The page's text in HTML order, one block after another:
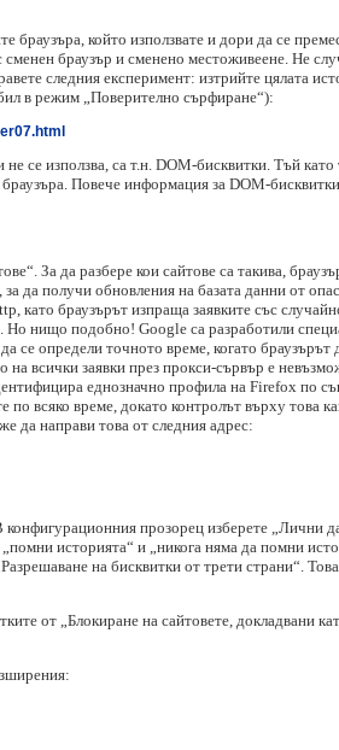
браузъра, който използвате и дори да се
браузър и сменено местоживеене. Не
следния експеримент: изтрийте цялата
в режим „Поверително сърфиране“):
се използва, са т.н. DOM-бисквитки. Тъй
Повече информация за DOM-
За да разбере кои сайтове са такива,
да получи обновления на базата данни от
като браузърът изпраща заявките със
нищо подобно! Google са разработили
се определи точното време, когато браузърът
всички заявки през прокси-сървър е
еднозначно профила на Firefox по
всяко време, докато контролът върху това
да направи това от следния адрес:
прозорец изберете „Лични
историята“ и „никога няма да помни
на бисквитки от трети страни“.
от „Блокиране на сайтовете, докладвани